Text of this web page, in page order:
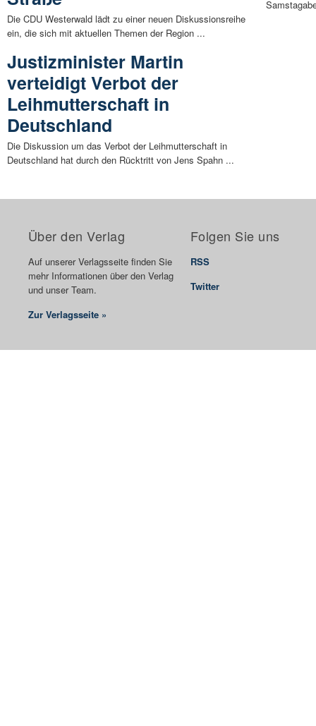
Die CDU Westerwald lädt zu einer neuen Diskussionsreihe
ein, die sich mit aktuellen Themen der Region ...
Justizminister Martin
verteidigt Verbot der
Leihmutterschaft in
Deutschland
Die Diskussion um das Verbot der Leihmutterschaft in
Deutschland hat durch den Rücktritt von Jens Spahn ...
Über den Verlag
Auf unserer Verlagsseite finden Sie
mehr Informationen über den Verlag
und unser Team.
Zur Verlagsseite »
Folgen Sie uns
RSS
Twitter